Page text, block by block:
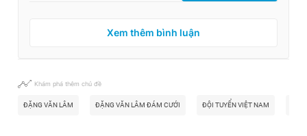
Xem thêm bình luận
Khám phá thêm chủ đề
ĐẶNG VĂN LÂM ĐẶNG VĂN LÂM ĐÁM CƯỚI ĐỘI TUYỂN VIỆT NAM